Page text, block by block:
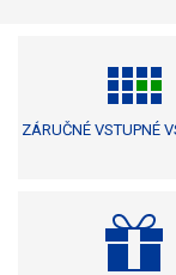
ZÁRUČNÉ VSTUPNÉ